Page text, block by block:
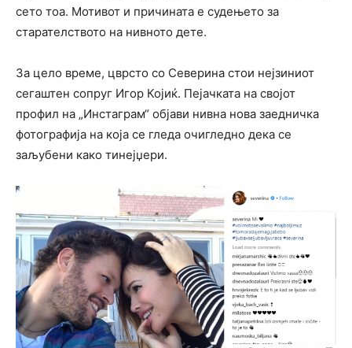
сето тоа. Мотивот и причината е судењето за
старателството на нивното дете.
За цело време, цврсто со Северина стои нејзиниот
сегаштен сопруг Игор Којиќ. Пејачката на својот
профил на „Инстаграм“ објави нивна нова заедничка
фотографија на која се гледа очигледно дека се
заљубени како тинејџери.